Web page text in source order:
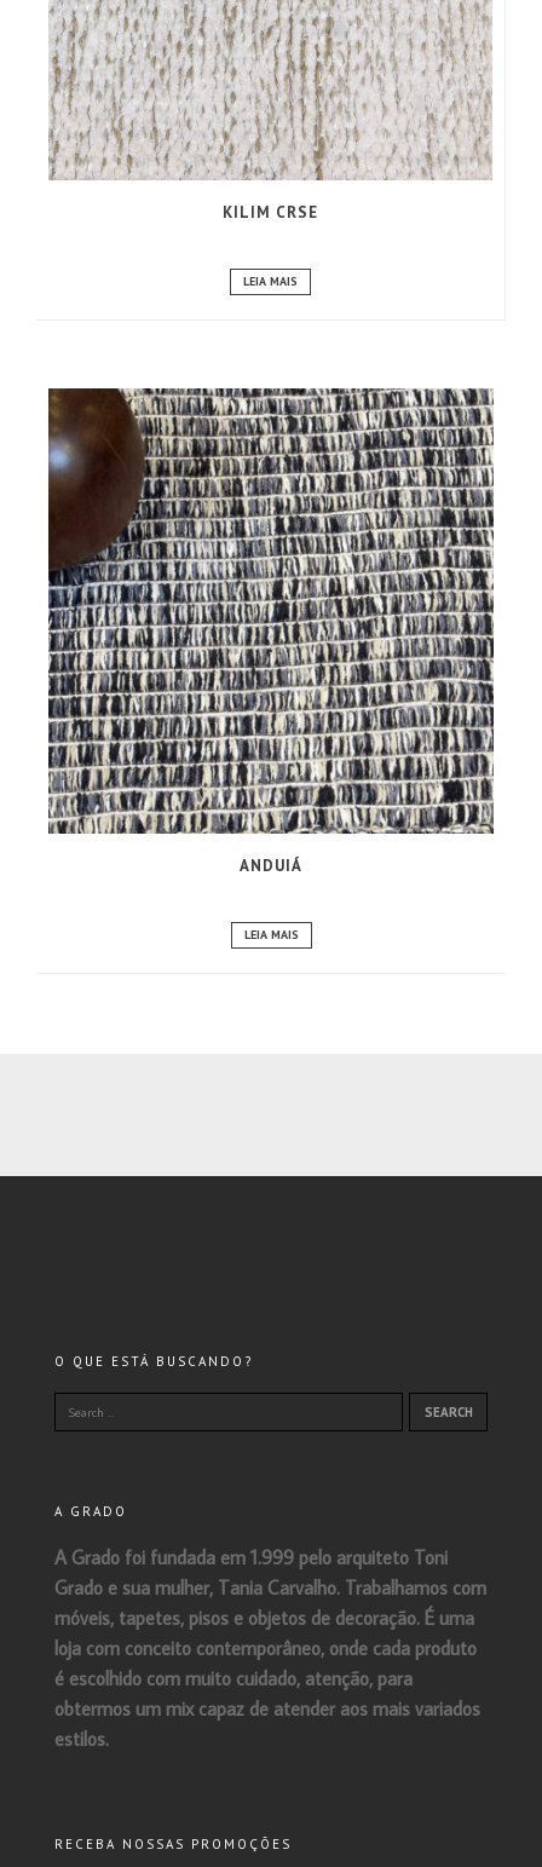
KILIM CRSE
LEIA MAIS
ANDUIÁ
LEIA MAIS
O QUE ESTÁ BUSCANDO?
A GRADO
A Grado foi fundada em 1.999 pelo arquiteto Toni
Grado e sua mulher, Tania Carvalho. Trabalhamos com
móveis, tapetes, pisos e objetos de decoração. É uma
loja com conceito contemporâneo, onde cada produto
é escolhido com muito cuidado, atenção, para
obtermos um mix capaz de atender aos mais variados
estilos.
RECEBA NOSSAS PROMOÇÕES